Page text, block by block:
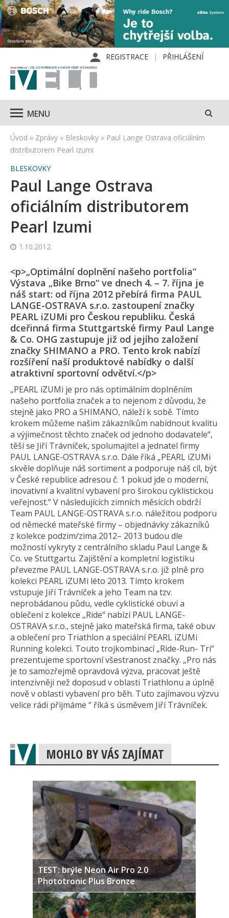
REGISTRACE PŘIHLÁŠENÍ
MENU
Úvod » Zprávy » Bleskovky » Paul Lange Ostrava oficiálním
distributorem Pearl Izumi
BLESKOVKY
Paul Lange Ostrava
oficiálním distributorem
Pearl Izumi
1.10.2012
<p>„Optimální doplnění našeho portfolia“
Výstava „Bike Brno“ ve dnech 4. – 7. října je
náš start: od října 2012 přebírá firma PAUL
LANGE-OSTRAVA s.r.o. zastoupení značky
PEARL iZUMi pro Českou republiku. Česká
dceřinná firma Stuttgartské firmy Paul Lange
& Co. OHG zastupuje již od jejího založení
značky SHIMANO a PRO. Tento krok nabízí
rozšíření naší produktové nabídky o další
atraktivní sportovní odvětví.</p>
„PEARL iZUMi je pro nás optimálním doplněním
našeho portfolia značek a to nejenom z důvodu, že
stejně jako PRO a SHIMANO, náleží k sobě. Tímto
krokem můžeme našim zákazníkům nabídnout kvalitu
a výjimečnost těchto značek od jednoho dodavatele“,
těší se Jiří Trávníček, spolumajitel a jednatel firmy
PAUL LANGE-OSTRAVA s.r.o. Dále říká „PEARL iZUMi
skvěle doplňuje náš sortiment a podporuje náš cíl, být
v České republice adresou č. 1 pokud jde o moderní,
inovativní a kvalitní vybavení pro širokou cyklistickou
veřejnost.“ V následujících zimních měsících obdrží
Team PAUL LANGE-OSTRAVA s.r.o. náležitou podporu
od německé mateřské firmy – objednávky zákazníků
z kolekce podzim/zima 2012– 2013 budou dle
možností vykryty z centrálního skladu Paul Lange &
Co. ve Stuttgartu. Zajištění a kompletní logistiku
převezme PAUL LANGE-OSTRAVA s.r.o. již plně pro
kolekci PEARL iZUMi léto 2013. Tímto krokem
vstupuje Jiří Trávníček a jeho Team na tzv.
neprobádanou půdu, vedle cyklistické obuvi a
oblečení z kolekce „Ride“ nabízí PAUL LANGE-
OSTRAVA s.r.o., stejně jako mateřská firma, také obuv
a oblečení pro Triathlon a speciální PEARL iZUMi
Running kolekci. Touto trojkombinací „Ride-Run- Tri“
prezentujeme sportovní všestranost značky. „Pro nás
je to samozřejmě opravdová výzva, pracovat ještě
intenzivněji než doposud v oblasti Triathlonu a úplně
nově v oblasti vybavení pro běh. Tuto zajímavou výzvu
velice rádi přijmáme “ říká s úsměvem Jiří Trávníček.
MOHLO BY VÁS ZAJÍMAT
TEST: brýle Neon Air Pro 2.0
Phototronic Plus Bronze